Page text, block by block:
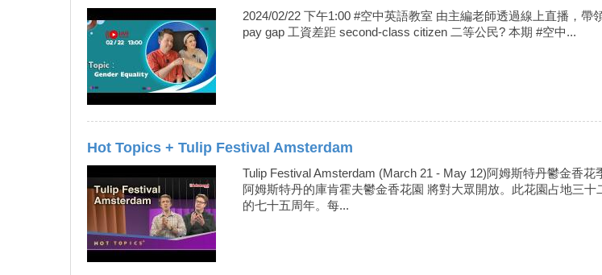
2024/02/22 下午1:00 #空中英語教室 由主編老師透過線上直播，
pay gap 工資差距 second-class citizen 二等公民? 本期 #空中...
Hot Topics + Tulip Festival Amsterdam
Tulip Festival Amsterdam (March 21 - May 12)阿姆斯特丹鬱金香
阿姆斯特丹的庫肯霍夫鬱金香花園 將對大眾開放。此花園占地三
的七十五周年。每...